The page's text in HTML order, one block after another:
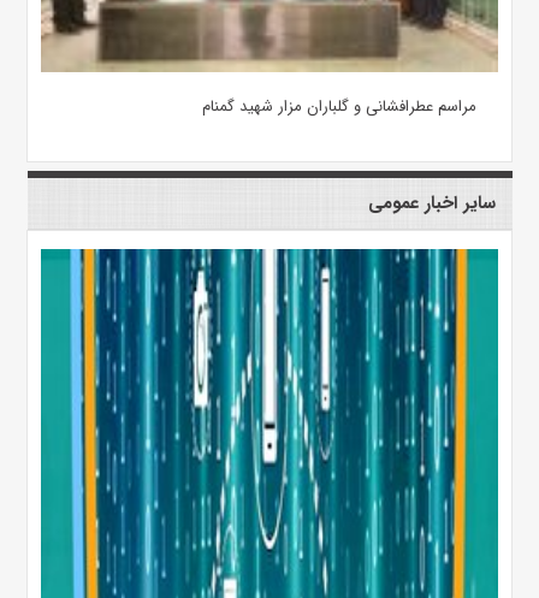
مراسم عطرافشانی و گلباران مزار شهید گمنام
سایر اخبار عمومی